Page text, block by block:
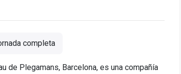
completa
de Plegamans, Barcelona, es una compañía